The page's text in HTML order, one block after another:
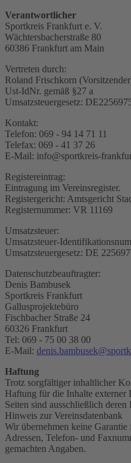
Verantwortlicher
Sportkreis Frankfurt e. V.
Wächtersbacherstraße 80
60386 Frankfurt am Main
Vertreten durch:
Roland Frischkorn
Ust-IdNr. gemäß §27 a
Umsatzsteuergesetz:
Kontakt:
Telefon: 069 - 94 14 71 11
Telefax: 069 - 41 37 26
E-Mail: info@sportkreis-
Registereintrag:
Eintragung im Vereinsregister.
Registergericht: Amtsgericht
Registernummer: VR 11169
Umsatzsteuer:
Umsatzsteuer-
Umsatzsteuergesetz: DE
Datenschutzbeauftragter:
Denis Bambusek
Sportkreis Frankfurt
Gallusprojektebüro
Fischbacher Straße 24
60326 Frankfurt
Tel: 069 - 75 00 38 00
E-Mail:
Haftung
Trotz sorgfältiger inhaltlicher
Haftung für die Inhalte
Seiten sind ausschließlich
Hinweis zur Vereinsdatenbank
Wir übernehmen keine
Adressen, Telefon- und
gemachten Angaben.